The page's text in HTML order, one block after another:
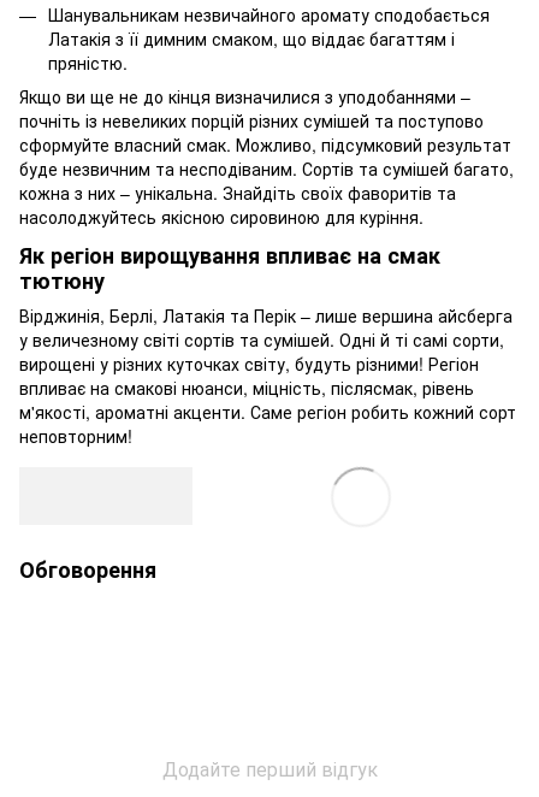
Шанувальникам незвичайного аромату сподобається
Латакія з її димним смаком, що віддає багаттям і
пряністю.
Якщо ви ще не до кінця визначилися з уподобаннями –
почніть із невеликих порцій різних сумішей та поступово
сформуйте власний смак. Можливо, підсумковий результат
буде незвичним та несподіваним. Сортів та сумішей багато,
кожна з них – унікальна. Знайдіть своїх фаворитів та
насолоджуйтесь якісною сировиною для куріння.
Як регіон вирощування впливає на смак
тютюну
Вірджинія, Берлі, Латакія та Перік – лише вершина айсберга
у величезному світі сортів та сумішей. Одні й ті самі сорти,
вирощені у різних куточках світу, будуть різними! Регіон
впливає на смакові нюанси, міцність, післясмак, рівень
м'якості, ароматні акценти. Саме регіон робить кожний сорт
неповторним!
Обговорення
Додайте перший відгук